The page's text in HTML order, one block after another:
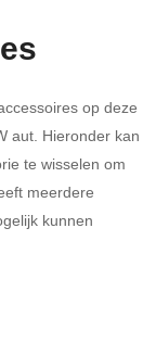
op deze
aut. Hieronder kan
te wisselen om
meerdere
kunnen